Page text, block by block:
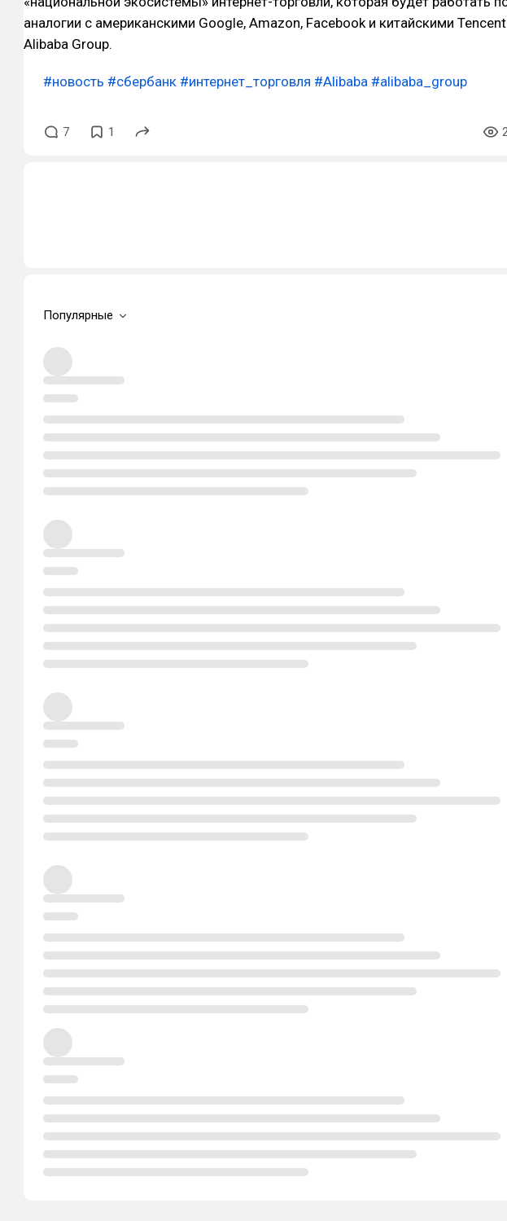
аналогии с американскими Google, Amazon, Facebook и китайскими
Alibaba Group.
#новость #сбербанк #интернет_торговля #Alibaba #alibaba_group
7 1
Популярные